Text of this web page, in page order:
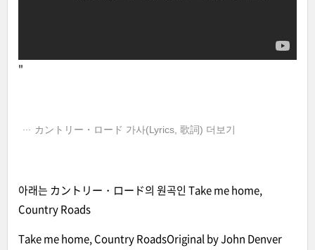
"
カントリー・ロード 가사(Lyrics, 歌詞) 더보기
아래는 カントリー・ロード의 원곡인 Take me home,
Country Roads
Take me home, Country RoadsOriginal by John Denver